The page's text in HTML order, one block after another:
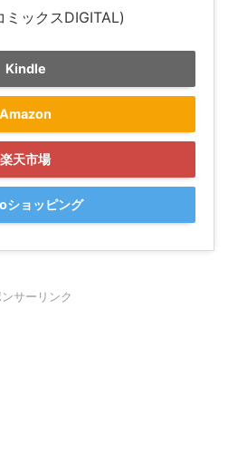
ックスDIGITAL)
Kindle
Amazon
楽天市場
ショッピング
サーリンク